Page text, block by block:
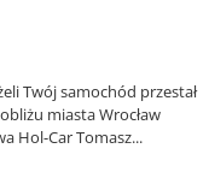
Twój samochód przestał
miasta Wrocław
Hol-Car Tomasz...